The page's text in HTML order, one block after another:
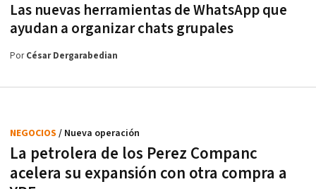
Las nuevas herramientas de WhatsApp que
ayudan a organizar chats grupales
PorCésar Dergarabedian
La petrolera de los Perez Companc
acelera su expansión con otra compra a
NEGOCIOS / Nueva operación